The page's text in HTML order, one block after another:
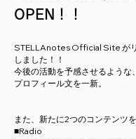
OPEN！！
STELLAnotes Official Site が
しました！！
今後の活動を予感させるような
プロフィール文を一新。
また、新たに2つのコンテンツを
■Radio